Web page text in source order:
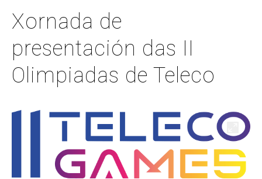
Xornada de
presentación das II
Olimpiadas de Teleco
Abrir